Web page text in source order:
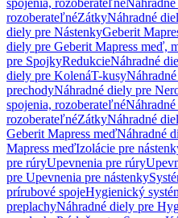
spojenia, rozoberateľné
rozoberateľnéZátkyNáhradné
diely pre NástenkyGeberit
diely pre Geberit Mapress meď,
pre SpojkyRedukcieNáhradné
diely pre KolenáT-kusy
prechodyNáhradné diely pre
spojenia, rozoberateľné
rozoberateľnéZátkyNáhradné
Geberit Mapress meďNáhradné
Mapress meďIzolácie pre
pre rúryUpevnenia pre rúry
pre Upevnenia pre nástenky
prírubové spojeHygienický
preplachyNáhradné diely pre